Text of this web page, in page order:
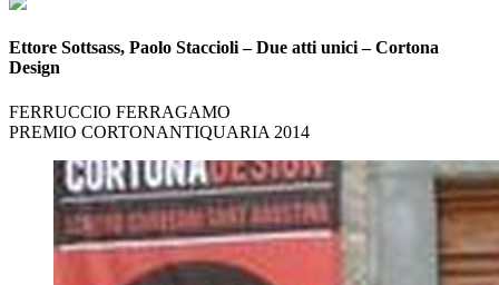
Ettore Sottsass, Paolo Staccioli – Due atti unici – Cortona
Design
FERRUCCIO FERRAGAMO
PREMIO CORTONANTIQUARIA 2014